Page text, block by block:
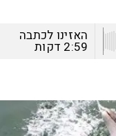
האזינו לכתבה
2:59 דקות